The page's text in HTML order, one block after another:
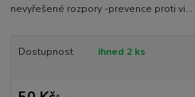
nevyřešené rozpory -prevence proti vi...
Dostupnost ihned 2 ks